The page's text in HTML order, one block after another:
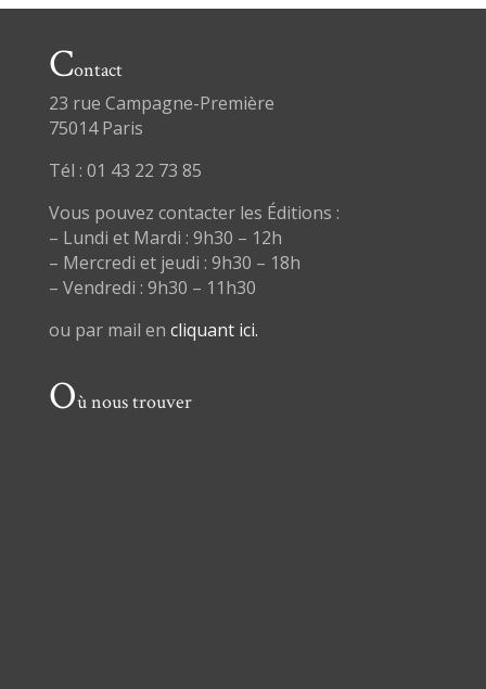
Contact
23 rue Campagne-Première
75014 Paris
Tél : 01 43 22 73 85
Vous pouvez contacter les Éditions :
– Lundi et Mardi : 9h30 – 12h
– Mercredi et jeudi : 9h30 – 18h
– Vendredi : 9h30 – 11h30
ou par mail en cliquant ici.
Où nous trouver